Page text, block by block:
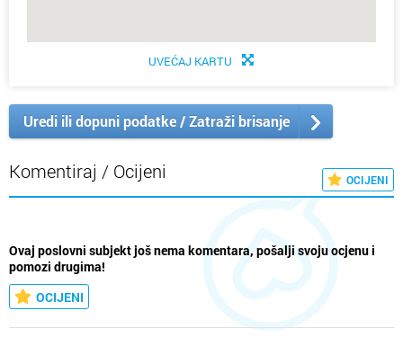
UVEĆAJ KARTU
Uredi ili dopuni podatke / Zatraži brisanje
Komentiraj / Ocijeni OCIJENI
Ovaj poslovni subjekt još nema komentara, pošalji svoju ocjenu i
pomozi drugima!
OCIJENI